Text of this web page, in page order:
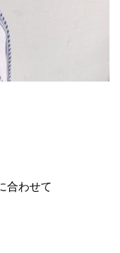
合わせて